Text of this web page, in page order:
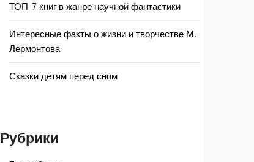
ТОП-7 книг в жанре научной фантастики
Интересные факты о жизни и творчестве М.
Лермонтова
Сказки детям перед сном
Рубрики